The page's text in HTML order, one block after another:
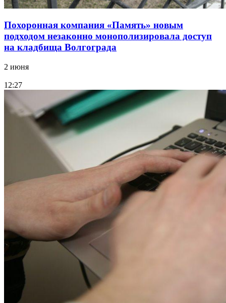
Похоронная компания «Память» новым
подходом незаконно монополизировала доступ
на кладбища Волгограда
2 июня
12:27